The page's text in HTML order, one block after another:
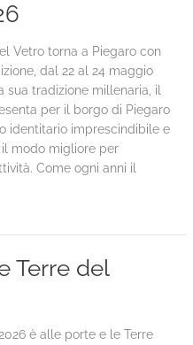
Vetro torna a Piegaro con
dal 22 al 24 maggio
sua tradizione millenaria, il
per il borgo di Piegaro
identitario imprescindibile e
il modo migliore per
Come ogni anni il
Terre del
è alle porte e le Terre